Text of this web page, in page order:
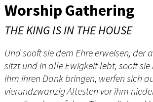
Worship Gathering
THE KING IS IN THE HOUSE
Und sooft sie dem Ehre erweisen, der
sitzt und in alle Ewigkeit lebt, sooft
ihm ihren Dank bringen, werfen sich
vierundzwanzig Ältesten vor ihm